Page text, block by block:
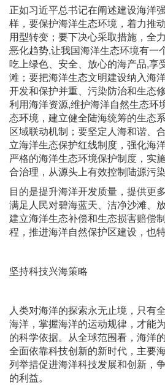
正如习近平总书记在阐述建设海洋
样，要保护海洋生态环境，着力推
用型转变；要下决心采取措施，全
恶化趋势,让我国海洋生态环境有一
吃上绿色、安全、放心的海产品,享
滩；要把海洋生态文明建设纳入海
开发和保护并重、污染防治和生态
利用海洋资源,维护海洋自然生态环
态环境，建立健全陆海统筹的生态
区域联动机制；要坚定人海和谐、
立海洋生态保护红线制度，强化海
严格的海洋生态环境保护制度，实
合治理，从源头上有效控制陆源污染
目的是提升海洋开发质量，提供更
满足人民对碧海蓝天、洁净沙滩、
建立海洋生态补偿和生态损害赔偿
程，推进海洋自然保护区建设，也特
坚持科技兴海策略
人类对海洋的探索永无止境，只有
海洋，掌握海洋的运动规律，才能
的科学依据。从全球范围看，海洋
全面依靠科技创新的新时代，主要
列举措促进海洋科技发展和创新，
的利益。